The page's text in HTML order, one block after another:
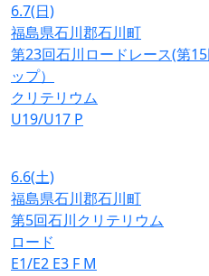
6.7(日)
福島県石川郡石川町
第23回石川ロードレース(第
ップ）
クリテリウム
U19/U17 P
6.6(土)
福島県石川郡石川町
第5回石川クリテリウム
ロード
E1/E2 E3 F M